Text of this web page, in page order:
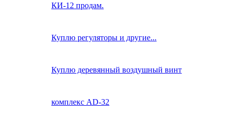
КИ-12 продам.
Куплю регуляторы и другие...
Куплю деревянный воздушный винт
комплекс AD-32